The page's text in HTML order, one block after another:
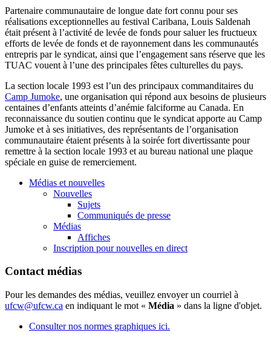
Partenaire communautaire de longue date fort connu pour ses
réalisations exceptionnelles au festival Caribana, Louis Saldenah
était présent à l’activité de levée de fonds pour saluer les fructueux
efforts de levée de fonds et de rayonnement dans les communautés
entrepris par le syndicat, ainsi que l’engagement sans réserve que les
TUAC vouent à l’une des principales fêtes culturelles du pays.
La section locale 1993 est l’un des principaux commanditaires du
Camp Jumoke, une organisation qui répond aux besoins de plusieurs
centaines d’enfants atteints d’anémie falciforme au Canada. En
reconnaissance du soutien continu que le syndicat apporte au Camp
Jumoke et à ses initiatives, des représentants de l’organisation
communautaire étaient présents à la soirée fort divertissante pour
remettre à la section locale 1993 et au bureau national une plaque
spéciale en guise de remerciement.
Médias et nouvelles
Nouvelles
Sujets
Communiqués de presse
Médias
Affiches
Inscription pour nouvelles en direct
Contact médias
Pour les demandes des médias, veuillez envoyer un courriel à
ufcw@ufcw.ca en indiquant le mot « Média » dans la ligne d'objet.
Consulter nos normes graphiques ici.